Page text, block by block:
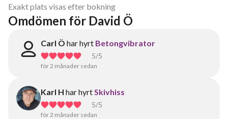
Exakt plats visas efter bokning
Omdömen för David Ö
Carl Ö har hyrt Betongvibrator
5/5
för 2 månader sedan
Karl H har hyrtSkivhiss
5/5
för 2 månader sedan